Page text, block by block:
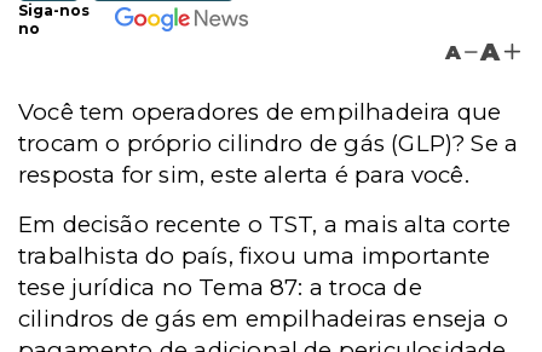
Siga-nos
no
A A
Você tem operadores de empilhadeira que
trocam o próprio cilindro de gás (GLP)? Se a
resposta for sim, este alerta é para você.
Em decisão recente o TST, a mais alta corte
trabalhista do país, fixou uma importante
tese jurídica no Tema 87: a troca de
cilindros de gás em empilhadeiras enseja o